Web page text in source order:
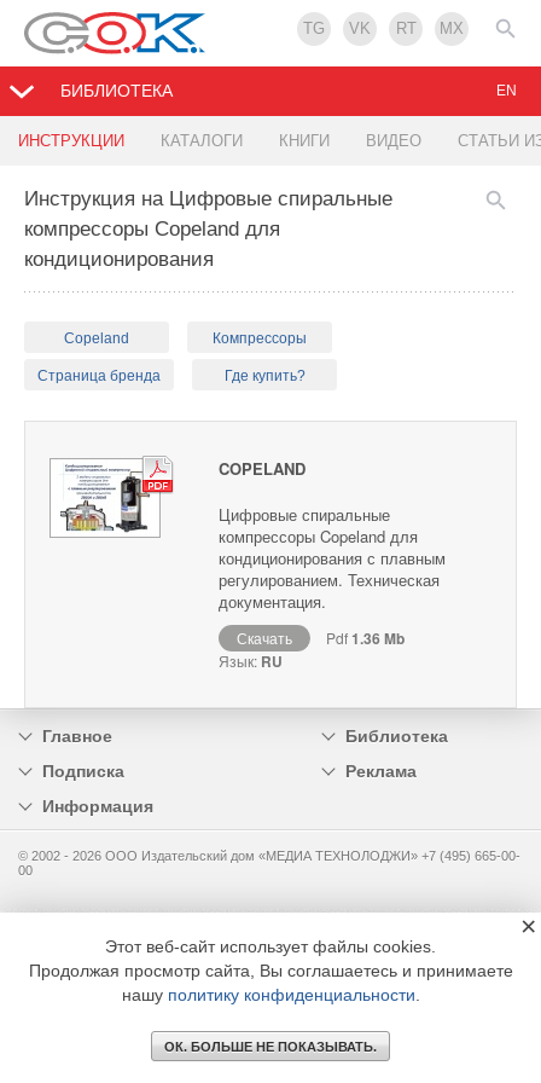
TG VK RT MX
БИБЛИОТЕКА
ИНСТРУКЦИИ КАТАЛОГИ КНИГИ ВИДЕО СТАТЬИ
EN
Инструкция на Цифровые спиральные
компрессоры Copeland для
кондиционирования
Copeland Компрессоры
Страница бренда Где купить?
COPELAND
Цифровые спиральные
компрессоры Copeland для
кондиционирования с плавным
регулированием. Техническая
документация.
Скачать Pdf1.36 Mb
Язык: RU
Главное
Библиотека
Подписка
Реклама
Информация
© 2002 - 2026 OOO Издательский дом «МЕДИА ТЕХНОЛОДЖИ» +7 (495) 665-00-
00
Этот веб-сайт использует файлы cookies.
Продолжая просмотр сайта, Вы соглашаетесь и принимаете
нашу политику конфиденциальности
ОК. БОЛЬШЕ НЕ ПОКАЗЫВАТЬ.
×